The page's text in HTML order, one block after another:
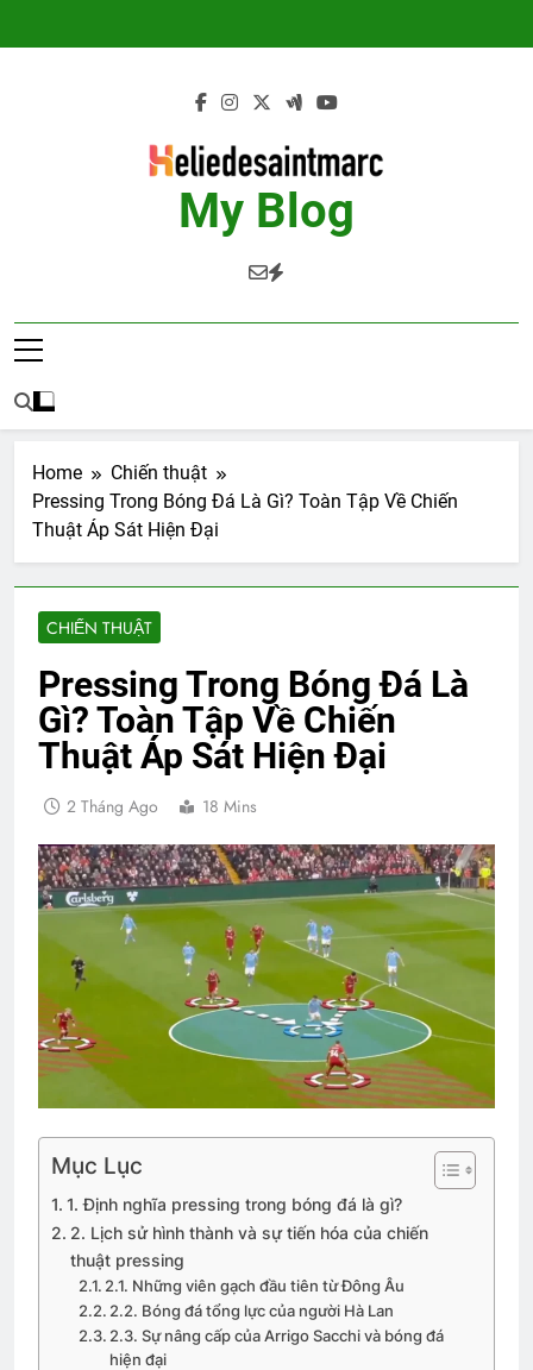
My Blog
Home
Chiến thuật
Pressing Trong Bóng Đá Là Gì? Toàn Tập Về Chiến
Thuật Áp Sát Hiện Đại
CHIẾN THUẬT
Pressing Trong Bóng Đá Là
Gì? Toàn Tập Về Chiến
Thuật Áp Sát Hiện Đại
2 Tháng Ago 18 Mins
Mục Lục
1. Định nghĩa pressing trong bóng đá là gì?
2. Lịch sử hình thành và sự tiến hóa của chiến
thuật pressing
2.1. Những viên gạch đầu tiên từ Đông Âu
2.2. Bóng đá tổng lực của người Hà Lan
2.3. Sự nâng cấp của Arrigo Sacchi và bóng đá
hiện đại